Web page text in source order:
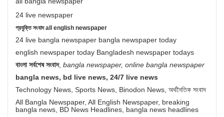
24 live newspaper
প্রযুক্তি সংবাদ all english newspaper
24 live bangla newspaper bangla newspaper today
english newspaper today Bangladesh newspaper todays
বাংলা সর্বশেষ সংবাদ, bangla newspaper, online bangla newspaper
bangla news, bd live news, 24/7 live news
Technology News, Sports News, Binodon News, অর্থনৈতিক সংবাদ
All Bangla Newspaper, All English Newspaper, breaking
bangla news, BD News Headlines, bangla news headlines